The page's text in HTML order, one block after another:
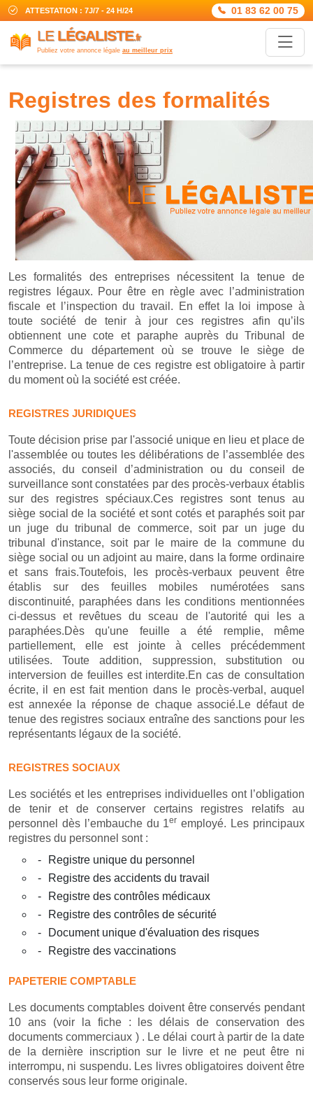
ATTESTATION : 7J/7 - 24 H/24 01 83 62 00 75
LE LÉGALISTE.fr
Publiez votre annonce légale au meilleur prix
registres des formalités
Les formalités des entreprises nécessitent la tenue de
registres légaux. Pour être en règle avec l’administration
fiscale et l’inspection du travail. En effet la loi impose à
toute société de tenir à jour ces registres afin qu’ils
obtiennent une cote et paraphe auprès du Tribunal de
Commerce du département où se trouve le siège de
l’entreprise. La tenue de ces registre est obligatoire à partir
du moment où la société est créée.
REGISTRES JURIDIQUES
Toute décision prise par l'associé unique en lieu et place de
l'assemblée ou toutes les délibérations de l’assemblée des
associés, du conseil d’administration ou du conseil de
surveillance sont constatées par des procès-verbaux établis
sur des registres spéciaux.Ces registres sont tenus au
siège social de la société et sont cotés et paraphés soit par
un juge du tribunal de commerce, soit par un juge du
tribunal d'instance, soit par le maire de la commune du
siège social ou un adjoint au maire, dans la forme ordinaire
et sans frais.Toutefois, les procès-verbaux peuvent être
établis sur des feuilles mobiles numérotées sans
discontinuité, paraphées dans les conditions mentionnées
ci-dessus et revêtues du sceau de l'autorité qui les a
paraphées.Dès qu'une feuille a été remplie, même
partiellement, elle est jointe à celles précédemment
utilisées. Toute addition, suppression, substitution ou
interversion de feuilles est interdite.En cas de consultation
écrite, il en est fait mention dans le procès-verbal, auquel
est annexée la réponse de chaque associé.Le défaut de
tenue des registres sociaux entraîne des sanctions pour les
représentants légaux de la société.
REGISTRES SOCIAUX
Les sociétés et les entreprises individuelles ont l’obligation
de tenir et de conserver certains registres relatifs au
personnel dès l’embauche du 1er employé. Les principaux
registres du personnel sont :
Registre unique du personnel
Registre des accidents du travail
Registre des contrôles médicaux
Registre des contrôles de sécurité
Document unique d'évaluation des risques
Registre des vaccinations
PAPETERIE COMPTABLE
Les documents comptables doivent être conservés pendant
10 ans (voir la fiche : les délais de conservation des
documents commerciaux ) . Le délai court à partir de la date
de la dernière inscription sur le livre et ne peut être ni
interrompu, ni suspendu. Les livres obligatoires doivent être
conservés sous leur forme originale.